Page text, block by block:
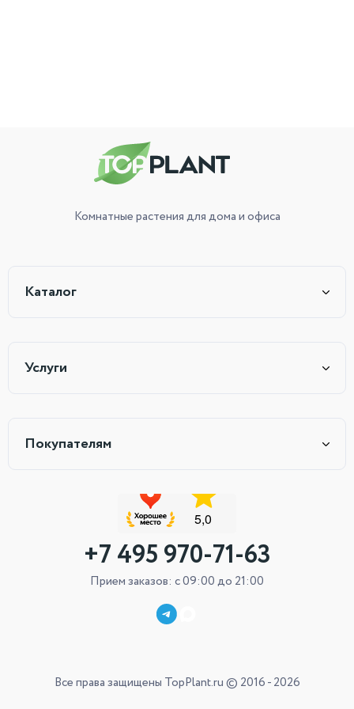
Комнатные растениядля дома и офиса
Каталог
Услуги
Покупателям
+7 495 970-71-63
Прием заказов: с 09:00 до 21:00
Все права защищены TopPlant.ru © 2016 - 2026